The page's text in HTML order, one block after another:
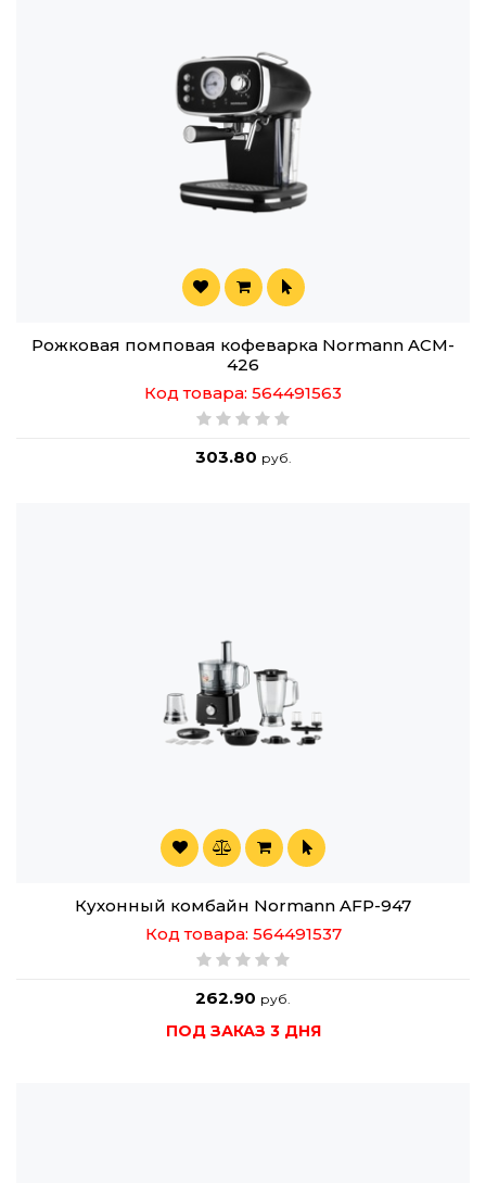
Рожковая помповая кофеварка Normann ACM-
426
Код товара: 564491563
303.80 руб.
Кухонный комбайн Normann AFP-947
Код товара: 564491537
262.90 руб.
ПОД ЗАКАЗ 3 ДНЯ